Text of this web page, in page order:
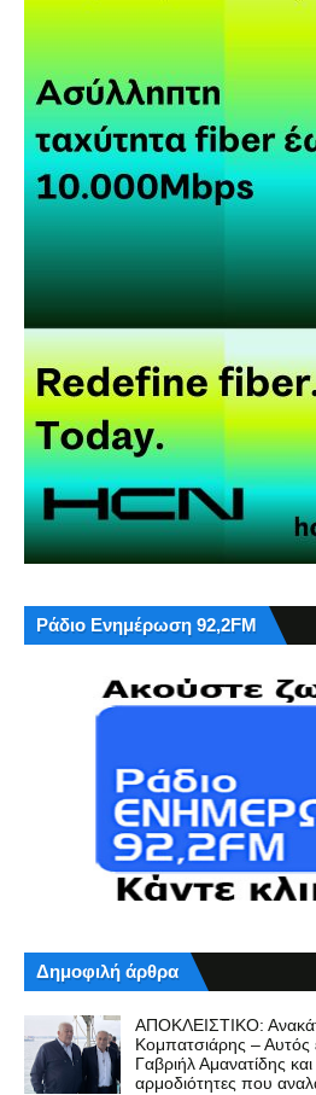
Ράδιο Ενημέρωση 92,2FM
Δημοφιλή άρθρα
ΑΠΟΚΛΕΙΣΤΙΚΟ:
Κομπατσιάρης – Αυτός
Γαβριήλ Αμανατίδης και
αρμοδιότητες που